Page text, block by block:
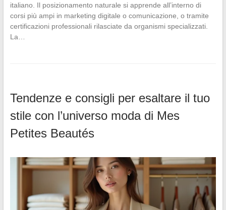
italiano. Il posizionamento naturale si apprende all’interno di
corsi più ampi in marketing digitale o comunicazione, o tramite
certificazioni professionali rilasciate da organismi specializzati.
La…
Tendenze e consigli per esaltare il tuo
stile con l’universo moda di Mes
Petites Beautés